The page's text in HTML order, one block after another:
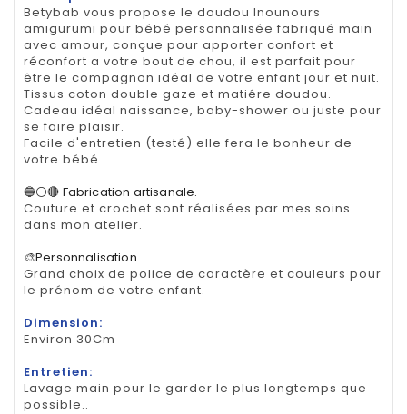
Betybab vous propose le doudou lnounours
amigurumi pour bébé personnalisée fabriqué main
avec amour, conçue pour apporter confort et
réconfort a votre bout de chou, il est parfait pour
être le compagnon idéal de votre enfant jour et nuit.
Tissus coton double gaze et matiére doudou.
Cadeau idéal naissance, baby-shower ou juste pour
se faire plaisir.
Facile d'entretien (testé) elle fera le bonheur de
votre bébé.
🔵⚪🔴 Fabrication artisanale.
Couture et crochet sont réalisées par mes soins
dans mon atelier.
🎨Personnalisation
Grand choix de police de caractère et couleurs pour
le prénom de votre enfant.
Dimension:
Environ 30Cm
Entretien:
Lavage main pour le garder le plus longtemps que
possible..